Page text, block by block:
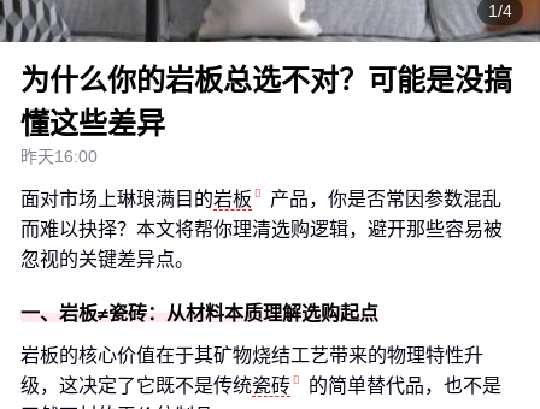
1/4
为什么你的岩板总选不对？可能是没搞
懂这些差异
昨天16:00
面对市场上琳琅满目的岩板
产品，你是否常因参数混乱
而难以抉择？本文将帮你理清选购逻辑，避开那些容易被
忽视的关键差异点。
一、岩板≠瓷砖：从材料本质理解选购起点
岩板的核心价值在于其矿物烧结工艺带来的物理特性升
级，这决定了它既不是传统瓷砖
的简单替代品，也不是